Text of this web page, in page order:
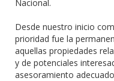
Nacional.
Desde nuestro inicio
prioridad fue la
aquellas propiedades
y de potenciales
asesoramiento